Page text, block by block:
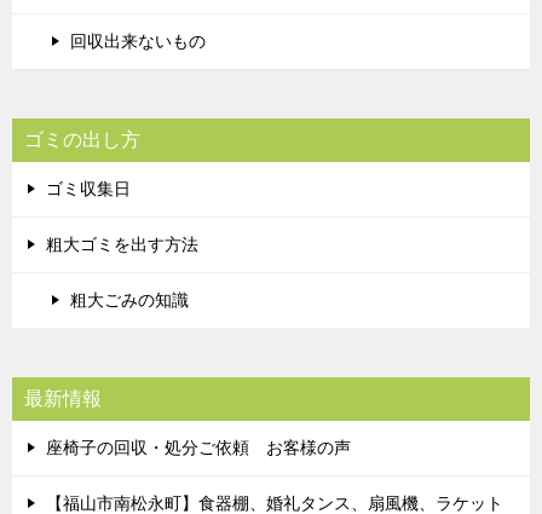
回収出来ないもの
ゴミの出し方
ゴミ収集日
粗大ゴミを出す方法
粗大ごみの知識
最新情報
座椅子の回収・処分ご依頼 お客様の声
【福山市南松永町】食器棚、婚礼タンス、扇風機、ラケット